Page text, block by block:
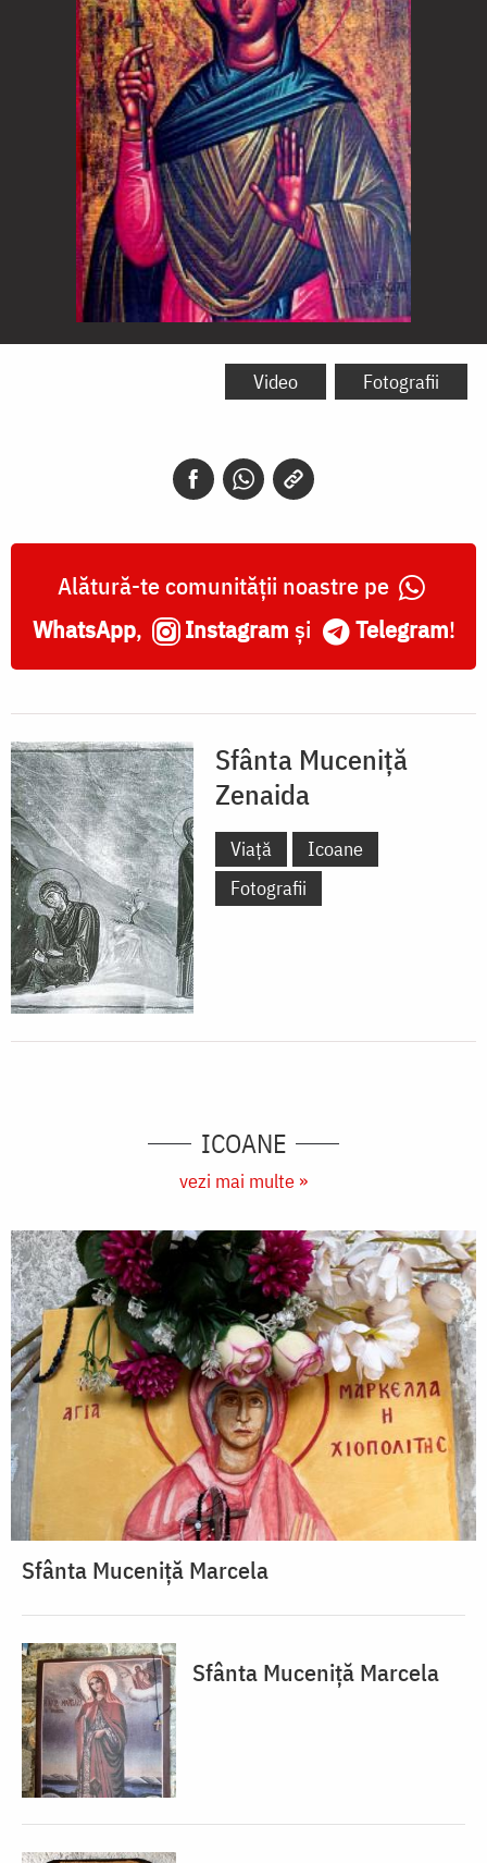
Sfânta
Video Fotografii
Alătură-te comunității noastre pe
WhatsApp, Instagram și Telegram!
Sfânta Muceniță
Zenaida
Viață
Icoane
Fotografii
ICOANE
vezi mai multe »
Sfânta Muceniță Marcela
Sfânta Muceniță Marcela